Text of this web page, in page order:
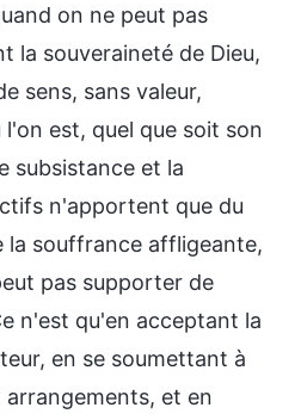
on ne peut pas
la souveraineté de Dieu,
sens, sans valeur,
est, quel que soit son
subsistance et la
n'apportent que du
la souffrance affligeante,
pas supporter de
n'est qu'en acceptant la
en se soumettant à
et en